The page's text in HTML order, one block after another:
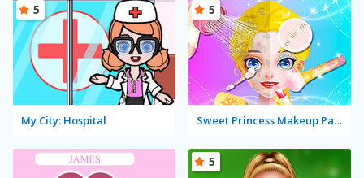
My City: Hospital
5
Sweet Princess Makeup Party
5
5